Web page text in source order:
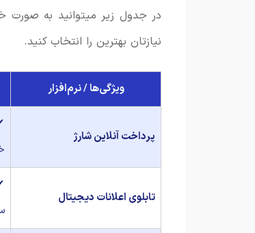
در جدول زیر میتوانید به صورت
نیازتان بهترین را انتخاب کنید.
ویژگی‌ها / نرم‌افزار
پرداخت آنلاین شارژ
تابلوی اعلانات دیجیتال